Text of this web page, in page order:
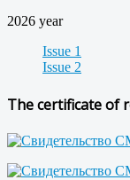
2026 year
Issue 1
Issue 2
The certificate of